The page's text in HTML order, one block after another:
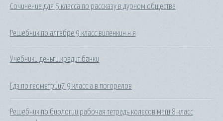
Сочинение для 5 класса по рассказу в дурном обществе
Решебник по алгебре 9 класс виленкин н я
Учебники деньги.кредит.банки
Гдз по геометрии7 9 класс а в погорелов
Решебник по биологии рабочая тетрадь колесов маш 8 класс